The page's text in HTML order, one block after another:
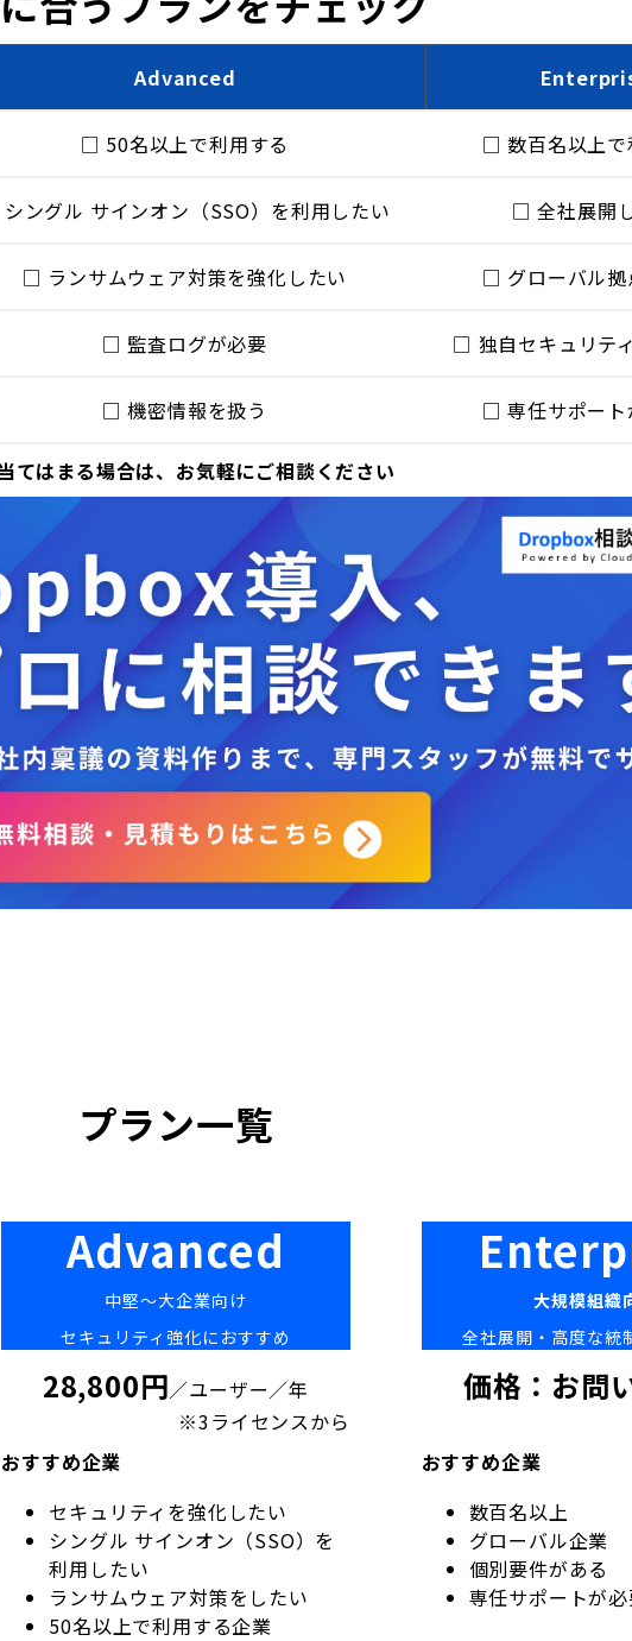
Advanced
□ 50名以上で利用する □ 数百名以上で
シングル サインオン（SSO） を利用したい □ 全社展開
□ ランサムウェア対策を強化したい □ グローバル拠
□ 監査ログが必要 □ 独自セキュリテ
□ 機密情報を扱う □ 専任サポート
てはまる場合は、お気軽にご相談ください
プラン一覧
Advanced
中堅〜大企業向け
セキュリティ強化におすすめ
28,800円／ユーザー／年
※3ライセンスから
おすすめ企業
セキュリティを強化したい
シングル サインオン（SSO） を
利用したい
ランサムウェア対策をしたい
50名以上で利用する企業
大規模組織
全社展開・高度な統
価格：お問
おすすめ企業
数百名以上
グローバル企業
個別要件がある
専任サポートが